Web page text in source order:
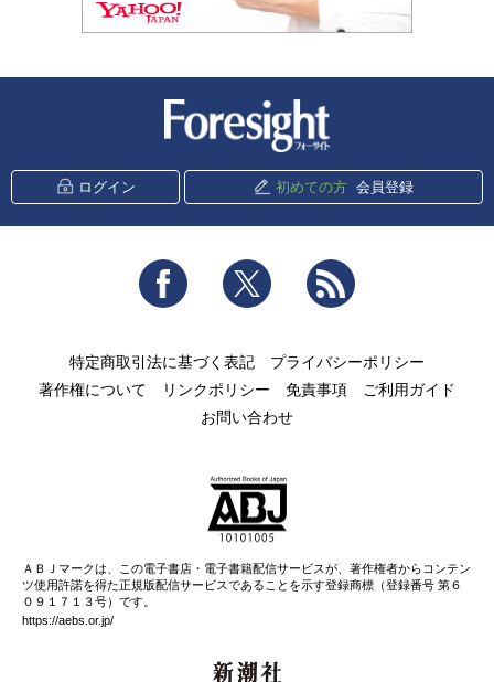
ログイン 初めての方 会員登録
Facebook Twitter
特定商取引法に基づく表記
プライバシーポリシー
著作権について
リンクポリシー 免責事項
ご利用ガイド
お問い合わせ
ＡＢＪマークは、この電子書店・電子書籍配信サービスが、著作権者からコンテン
ツ使用許諾を得た正規版配信サービスであることを示す登録商標（登録番号 第６
０９１７１３号）です。
https://aebs.or.jp/